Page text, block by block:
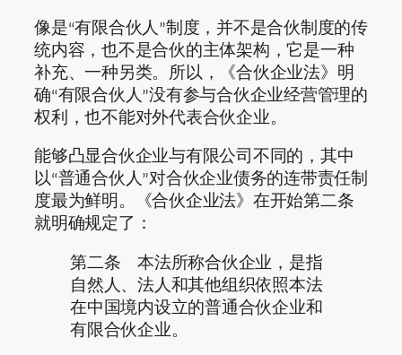
像是“有限合伙人”制度，并不是合伙制度的传
统内容，也不是合伙的主体架构，它是一种
补充、一种另类。所以，《合伙企业法》明
确“有限合伙人”没有参与合伙企业经营管理的
权利，也不能对外代表合伙企业。
能够凸显合伙企业与有限公司不同的，其中
以“普通合伙人”对合伙企业债务的连带责任制
度最为鲜明。《合伙企业法》在开始第二条
就明确规定了：
第二条 本法所称合伙企业，是指
自然人、法人和其他组织依照本法
在中国境内设立的普通合伙企业和
有限合伙企业。